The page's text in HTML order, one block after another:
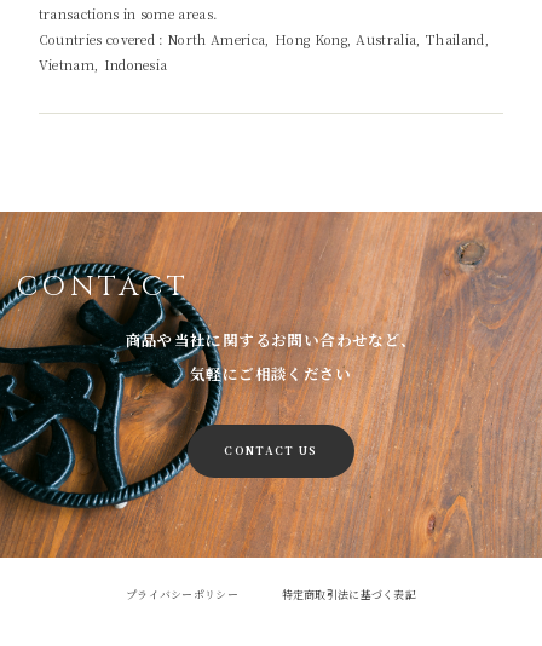
transactions in some areas.
Countries covered : North America, Hong Kong, Australia, Thailand,
Vietnam, Indonesia
CONTACT
商品や当社に関するお問い合わせなど、
気軽にご相談ください
CONTACT US
プライバシーポリシー 特定商取引法に基づく表記